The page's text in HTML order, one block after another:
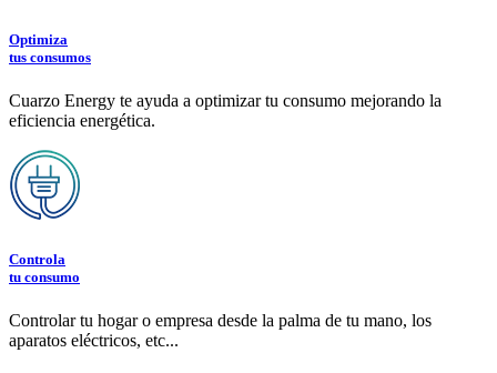
Optimiza
tus consumos
Cuarzo Energy te ayuda a optimizar tu consumo mejorando la
eficiencia energética.
Controla
tu consumo
Controlar tu hogar o empresa desde la palma de tu mano, los
aparatos eléctricos, etc...